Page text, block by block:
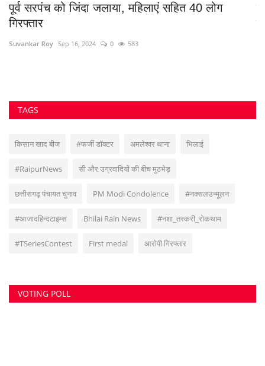
पूर्व सरपंच को जिंदा जलाया, महिलाएं सहित 40 लोग
गिरफ्तार
Suvankar Roy Sep 16, 2024 0 583
TAGS
किसान खाद बीज #फर्जी डॉक्टर अमलेश्वर थाना भिलाई
#RaipurNews सी और उग्रवादियों की बीच मुठभेड़
छत्तीसगढ़ पंचायत चुनाव PM Modi Condolence #नक्सलउन्मूलन
#आजादहिन्दटाइम्स Bhilai Rain News #नशा_तस्करी_रोकथाम
#TSeriesContest First medal आरोपी गिरफ्तार
VOTING POLL